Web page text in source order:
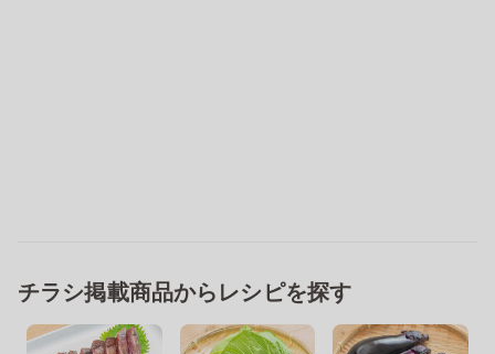
チラシ掲載商品からレシピを探す